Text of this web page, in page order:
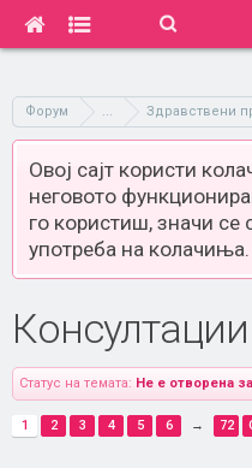
Форум ... Здравствени
Овој сајт користи
неговото
го користиш, значи се
употреба на колачиња.
Статус на темата: Не е отворена
1 2 3 4 5 6 → 72